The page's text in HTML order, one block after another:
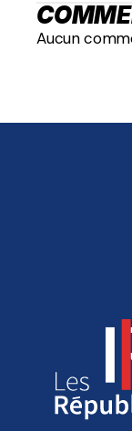
Aucun